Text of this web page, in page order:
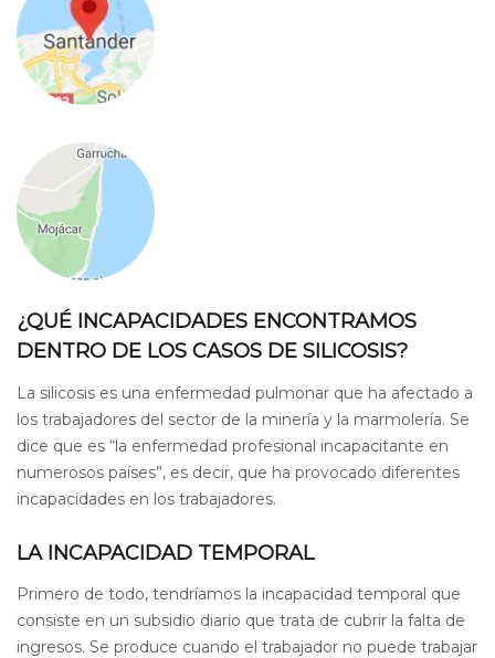
¿QUÉ INCAPACIDADES ENCONTRAMOS
DENTRO DE LOS CASOS DE SILICOSIS?
La silicosis es una enfermedad pulmonar que ha afectado a
los trabajadores del sector de la minería y la marmolería. Se
dice que es “la enfermedad profesional incapacitante en
numerosos países”, es decir, que ha provocado diferentes
incapacidades en los trabajadores.
LA INCAPACIDAD TEMPORAL
Primero de todo, tendríamos la incapacidad temporal que
consiste en un subsidio diario que trata de cubrir la falta de
ingresos. Se produce cuando el trabajador no puede trabajar